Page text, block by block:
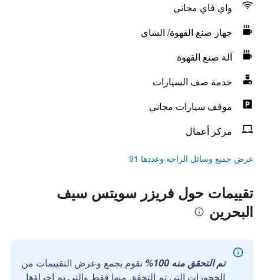
واي فاي مجاني
جهاز صنع القهوة/ الشاي
آلة صنع القهوة
خدمة صف السيارات
موقف سيارات مجاني
مركز أعمال
عرض جميع وسائل الراحة وعددها 91
تقييمات حول فريزر سويتس سيف
البحرين
تم التحقق منه 100%
نقوم بجمع وعرض التقييمات من
الحجوزات التي تم التحقق منها فقط والتي تم إجراؤها